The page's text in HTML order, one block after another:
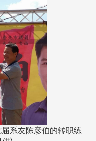
系友陈彦伯的转职练